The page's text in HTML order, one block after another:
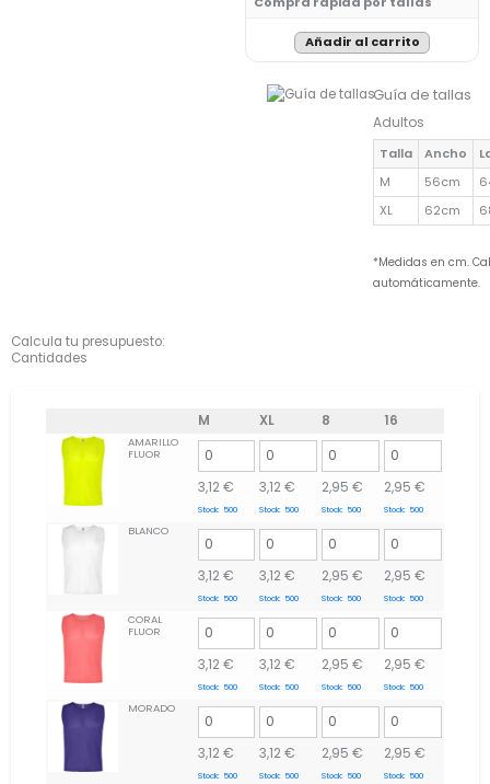
Añadir al carrito
Guía de tallas
Adultos
Talla Ancho
M
56cm
XL
62cm
*Medidas en cm.
automáticamente.
Calcula tu presupuesto:
Cantidades
M XL 8 16
AMARILLO
FLUOR
3,12€
Stock: 500
3,12€
Stock: 500
2,95 €
Stock: 500
2,95 €
Stock: 500
BLANCO
3,12€
Stock: 500
3,12€
Stock: 500
2,95 €
Stock: 500
2,95 €
Stock: 500
CORAL
FLUOR
3,12€
Stock: 500
3,12€
Stock: 500
2,95 €
Stock: 500
2,95 €
Stock: 500
MORADO
3,12€
Stock: 500
3,12€
Stock: 500
2,95 €
Stock: 500
2,95 €
Stock: 500